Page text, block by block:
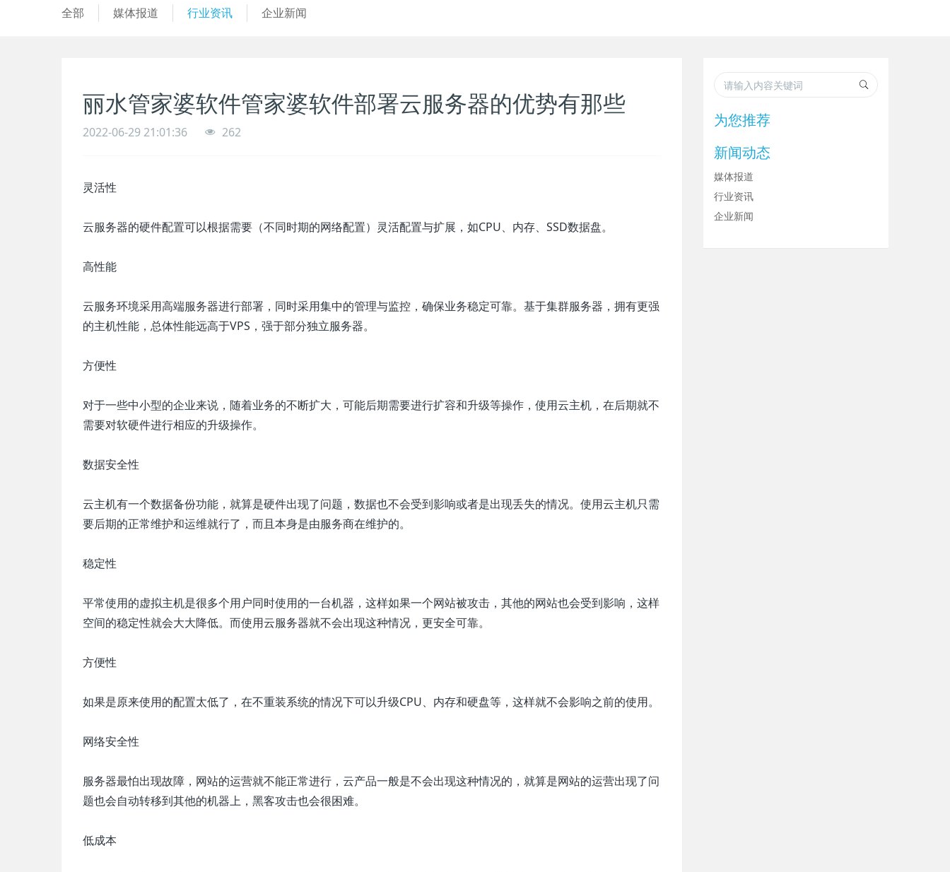
全部 媒体报道 行业资讯 企业新闻
丽水管家婆软件管家婆软件部署云服务器的优势有那些
2022-06-29 21:01:36 262
灵活性
云服务器的硬件配置可以根据需要（不同时期的网络配置）灵活配置与扩展，如CPU、内存、SSD数据盘。
高性能
云服务环境采用高端服务器进行部署，同时采用集中的管理与监控，确保业务稳定可靠。基于集群服务器，拥有更强
的主机性能，总体性能远高于VPS，强于部分独立服务器。
方便性
对于一些中小型的企业来说，随着业务的不断扩大，可能后期需要进行扩容和升级等操作，使用云主机，在后期就不
需要对软硬件进行相应的升级操作。
数据安全性
云主机有一个数据备份功能，就算是硬件出现了问题，数据也不会受到影响或者是出现丢失的情况。使用云主机只需
要后期的正常维护和运维就行了，而且本身是由服务商在维护的。
稳定性
平常使用的虚拟主机是很多个用户同时使用的一台机器，这样如果一个网站被攻击，其他的网站也会受到影响，这样
空间的稳定性就会大大降低。而使用云服务器就不会出现这种情况，更安全可靠。
方便性
如果是原来使用的配置太低了，在不重装系统的情况下可以升级CPU、内存和硬盘等，这样就不会影响之前的使用。
网络安全性
服务器最怕出现故障，网站的运营就不能正常进行，云产品一般是不会出现这种情况的，就算是网站的运营出现了问
题也会自动转移到其他的机器上，黑客攻击也会很困难。
低成本
为您推荐
新闻动态
媒体报道
行业资讯
企业新闻